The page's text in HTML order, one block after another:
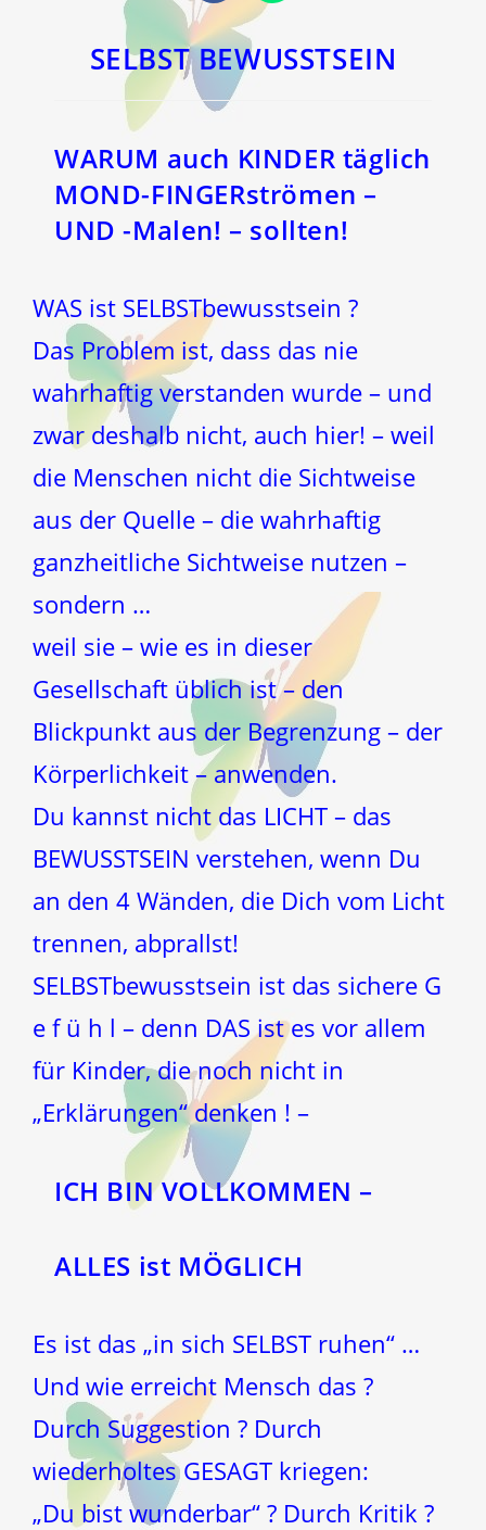
einem
neuen
Fenster Fenster
SELBST BEWUSSTSEIN
WARUM auch KINDER täglich
MOND-FINGERströmen –
UND -Malen! – sollten!
WAS ist SELBSTbewusstsein ?
Das Problem ist, dass das nie
wahrhaftig verstanden wurde – und
zwar deshalb nicht, auch hier! – weil
die Menschen nicht die Sichtweise
aus der Quelle – die wahrhaftig
ganzheitliche Sichtweise nutzen –
sondern …
weil sie – wie es in dieser
Gesellschaft üblich ist – den
Blickpunkt aus der Begrenzung – der
Körperlichkeit – anwenden.
Du kannst nicht das LICHT – das
BEWUSSTSEIN verstehen, wenn Du
an den 4 Wänden, die Dich vom Licht
trennen, abprallst!
SELBSTbewusstsein ist das sichere G
e f ü h l – denn DAS ist es vor allem
für Kinder, die noch nicht in
„Erklärungen“ denken ! –
ICH BIN VOLLKOMMEN –
ALLES ist MÖGLICH
Es ist das „in sich SELBST ruhen“ …
Und wie erreicht Mensch das ?
Durch Suggestion ? Durch
wiederholtes GESAGT kriegen:
„Du bist wunderbar“ ? Durch Kritik ?